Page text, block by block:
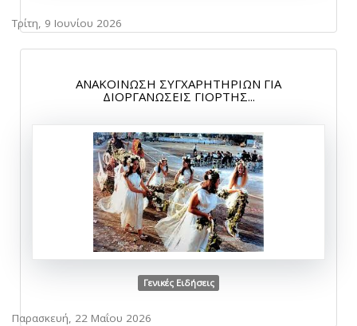
Τρίτη, 9 Ιουνίου 2026
ΑΝΑΚΟΙΝΩΣΗ ΣΥΓΧΑΡΗΤΗΡΙΩΝ ΓΙΑ
ΔΙΟΡΓΑΝΩΣΕΙΣ ΓΙΟΡΤΗΣ...
Γενικές Ειδήσεις
Παρασκευή, 22 Μαΐου 2026